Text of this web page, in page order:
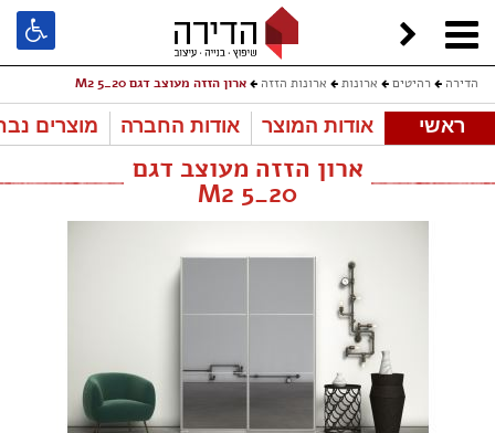
הדירה רהיטים ארונות ארונות הזזה ארון הזזה מעוצב דגם 20_5 M2
ראשי אודות המוצר אודות החברה מוצרים
ארון הזזה מעוצב דגם
20_5 M2